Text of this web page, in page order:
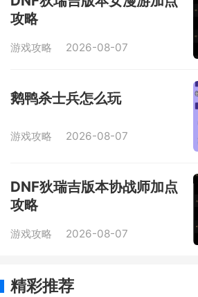
攻略
游戏攻略 2026-08-07
鹅鸭杀士兵怎么玩
游戏攻略 2026-08-07
DNF狄瑞吉版本协战师加点
攻略
游戏攻略 2026-08-07
精彩推荐